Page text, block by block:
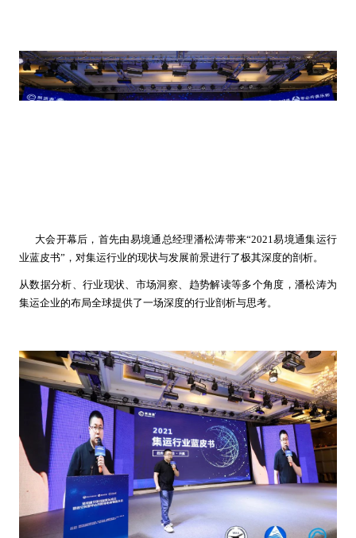
大会开幕后，首先由易境通总经理潘松涛带来“2021易境通集运行
业蓝皮书”，对集运行业的现状与发展前景进行了极其深度的剖析。
从数据分析、行业现状、市场洞察、趋势解读等多个角度，潘松涛为
集运企业的布局全球提供了一场深度的行业剖析与思考。